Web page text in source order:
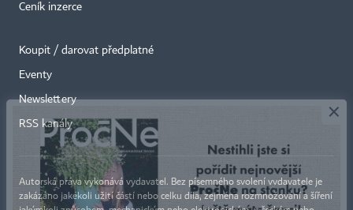
Ceník inzerce
Koupit / darovat předplatné
Eventy
Newslettery
RSS kanály
Autorská práva vykonává vydavatel. Bez písemného svolení vydavatele je
zakázáno jakékoli užití částí nebo celku díla, zejména rozmnožování a šíření